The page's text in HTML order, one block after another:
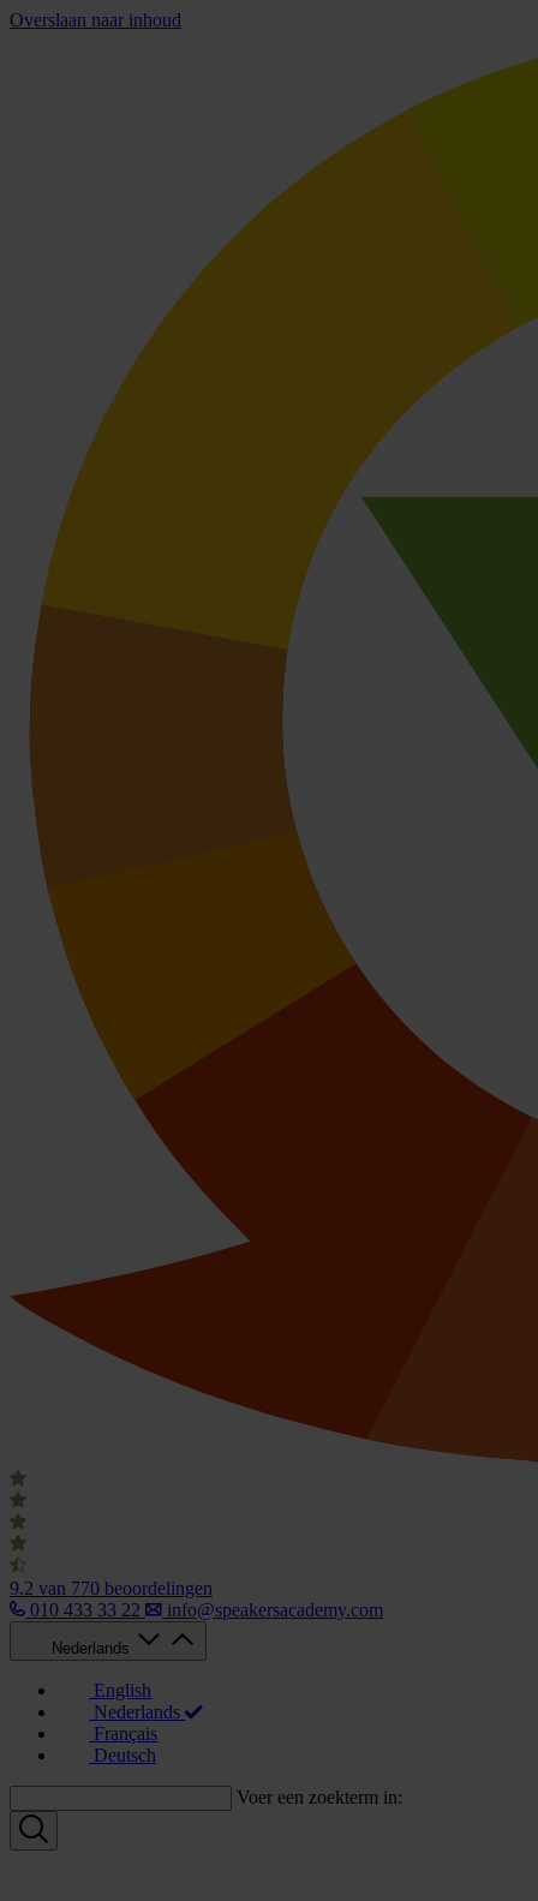
Overslaan naar inhoud
9.2 van 770 beoordelingen
010 433 33 22
info@speakersacademy.com
Nederlands
English
Nederlands
Français
Deutsch
Voer een zoekterm in: